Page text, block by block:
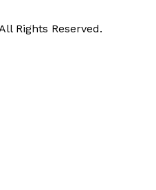
Rights Reserved.